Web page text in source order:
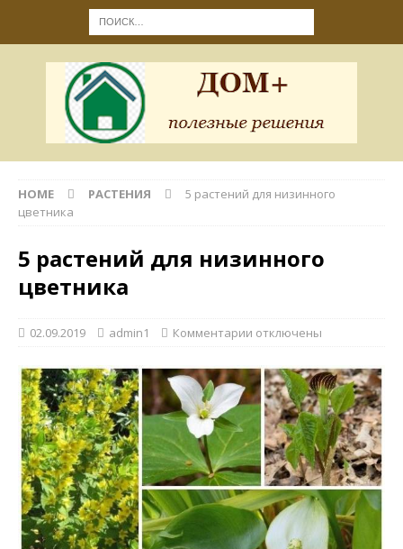
HOME РАСТЕНИЯ
5 растений для низинного
цветника
5 растений для низинного
цветника
02.09.2019 admin1 Комментарии отключены